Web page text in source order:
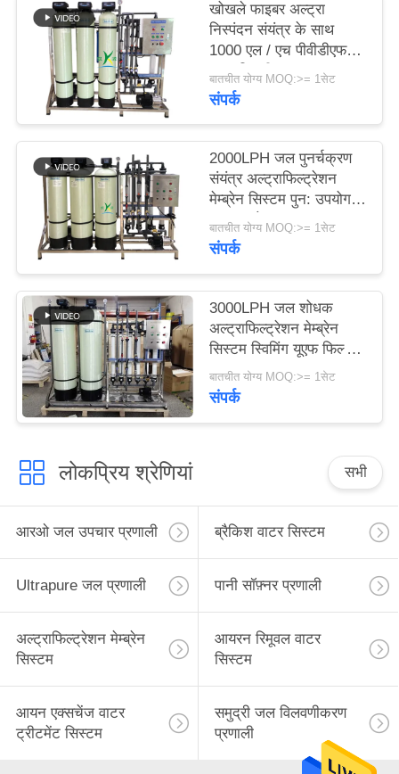
साइटमैप
PRIVACY
POLICY
खोखले फाइबर अल्ट्रा
निस्पंदन संयंत्र के साथ
1000 एल / एच पीवीडीएफ
यूएफ झिल्ली
अल्ट्राफिल्ट्रेशन सिस्टम;
बातचीत योग्य MOQ:>= 1सेट
संपर्क
2000LPH जल पुनर्चक्रण
संयंत्र अल्ट्राफिल्ट्रेशन
मेम्ब्रेन सिस्टम पुन: उपयोग
उपचार शोधन
बातचीत योग्य MOQ:>= 1सेट
संपर्क
3000LPH जल शोधक
अल्ट्राफिल्ट्रेशन मेम्ब्रेन
सिस्टम स्विमिंग यूएफ फिल्टर
पूल अपशिष्ट जल पुन:
उपयोग:
बातचीत योग्य MOQ:>= 1सेट
संपर्क
लोकप्रिय श्रेणियां सभी
आरओ जल उपचार प्रणाली ब्रैकिश वाटर सिस्टम
Ultrapure जल प्रणाली पानी सॉफ़्नर प्रणाली
अल्ट्राफिल्ट्रेशन मेम्ब्रेन
सिस्टम
आयरन रिमूवल वाटर
सिस्टम
आयन एक्सचेंज वाटर
ट्रीटमेंट सिस्टम
समुद्री जल विलवणीकरण
प्रणाली